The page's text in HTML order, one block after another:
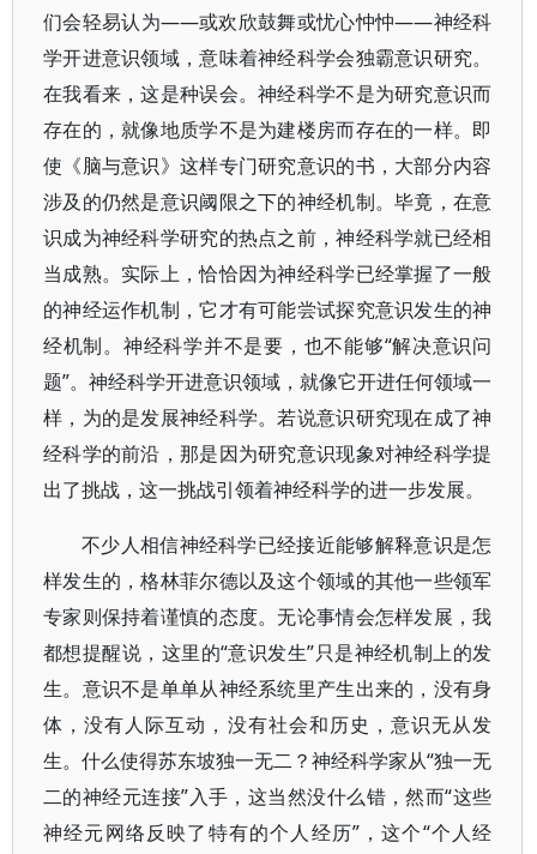
们会轻易认为——或欢欣鼓舞或忧心忡忡——神经科
学开进意识领域，意味着神经科学会独霸意识研究。
在我看来，这是种误会。神经科学不是为研究意识而
存在的，就像地质学不是为建楼房而存在的一样。即
使《脑与意识》这样专门研究意识的书，大部分内容
涉及的仍然是意识阈限之下的神经机制。毕竟，在意
识成为神经科学研究的热点之前，神经科学就已经相
当成熟。实际上，恰恰因为神经科学已经掌握了一般
的神经运作机制，它才有可能尝试探究意识发生的神
经机制。神经科学并不是要，也不能够“解决意识问
题”。神经科学开进意识领域，就像它开进任何领域一
样，为的是发展神经科学。若说意识研究现在成了神
经科学的前沿，那是因为研究意识现象对神经科学提
出了挑战，这一挑战引领着神经科学的进一步发展。
不少人相信神经科学已经接近能够解释意识是怎
样发生的，格林菲尔德以及这个领域的其他一些领军
专家则保持着谨慎的态度。无论事情会怎样发展，我
都想提醒说，这里的“意识发生”只是神经机制上的发
生。意识不是单单从神经系统里产生出来的，没有身
体，没有人际互动，没有社会和历史，意识无从发
生。什么使得苏东坡独一无二？神经科学家从“独一无
二的神经元连接”入手，这当然没什么错，然而“这些
神经元网络反映了特有的个人经历”，这个“个人经